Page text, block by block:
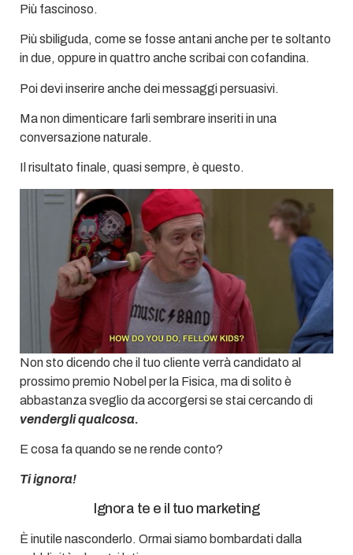
Più fascinoso.
Più sbiliguda, come se fosse antani anche per te soltanto
in due, oppure in quattro anche scribai con cofandina.
Poi devi inserire anche dei messaggi persuasivi.
Ma non dimenticare farli sembrare inseriti in una
conversazione naturale.
Il risultato finale, quasi sempre, è questo.
Non sto dicendo che il tuo cliente verrà candidato al
prossimo premio Nobel per la Fisica, ma di solito è
abbastanza sveglio da accorgersi se stai cercando di
vendergli qualcosa.
E cosa fa quando se ne rende conto?
Ti ignora!
Ignora te e il tuo marketing
È inutile nasconderlo. Ormai siamo bombardati dalla